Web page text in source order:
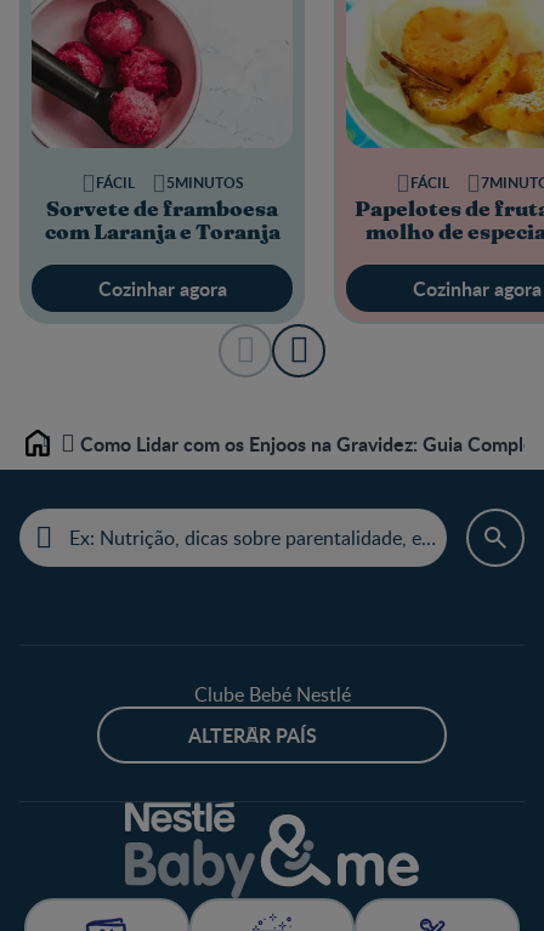
Sorvete de framboesa
com Laranja e Toranja
FÁCIL 5MINUTOS
Cozinhar agora
Papelotes de
molho de
FÁCIL
Cozinhar agora
Home Como Lidar com os Enjoos na Gravidez: Guia
Clube Bebé Nestlé
ALTERAR PAÍS